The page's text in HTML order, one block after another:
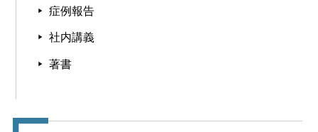
症例報告
社内講義
著書